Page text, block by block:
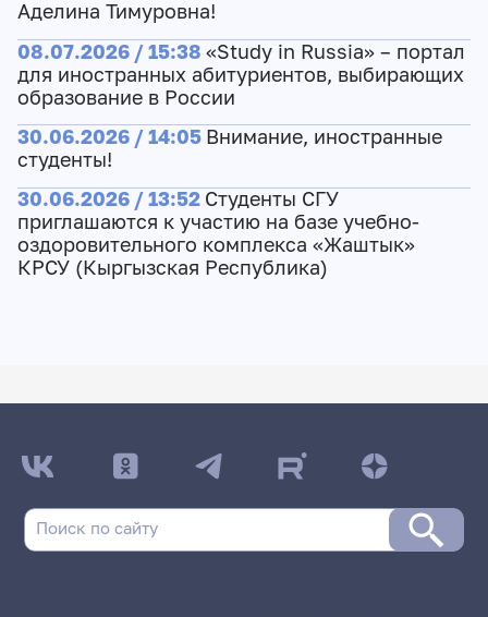
Аделина Тимуровна!
08.07.2026 / 15:38 «Study in Russia» – портал
для иностранных абитуриентов, выбирающих
образование в России
30.06.2026 / 14:05 Внимание, иностранные
студенты!
30.06.2026 / 13:52 Студенты СГУ
приглашаются к участию на базе учебно-
оздоровительного комплекса «Жаштык»
КРСУ (Кыргызская Республика)